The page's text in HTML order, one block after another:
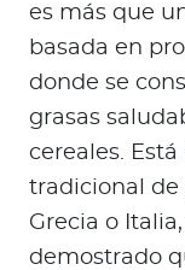
es más que
basada en
donde se
grasas
cereales.
tradicional de
Grecia o
demostrado